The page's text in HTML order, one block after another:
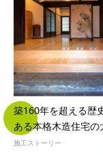
築160年を超える歴
ある本格木造住宅の
施工ストーリー